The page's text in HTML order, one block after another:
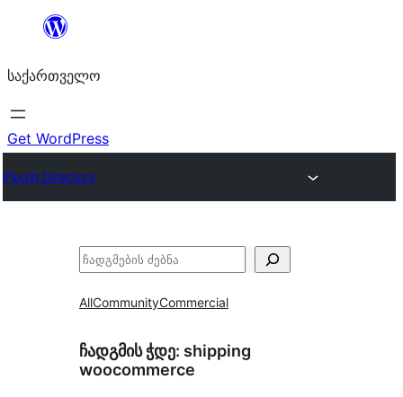
შიგთავსზე
საქართველო
Get WordPress
Plugin Directory
ძებნა
AllCommunityCommercial
ჩადგმის ჭდე: shipping
woocommerce